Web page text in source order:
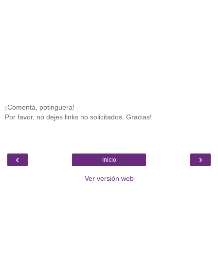
¡Comenta, potinguera!
Por favor, no dejes links no solicitados. Gracias!
‹ ›
Inicio
Ver versión web